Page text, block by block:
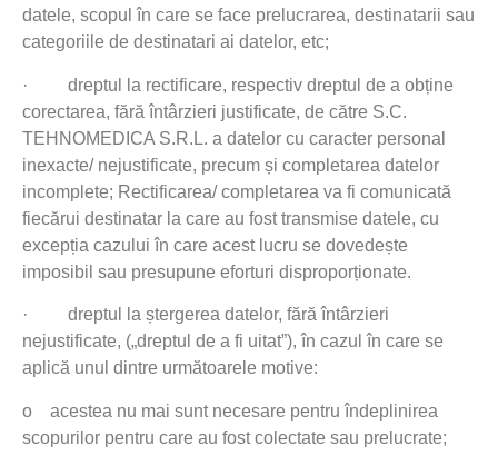
datele, scopul în care se face prelucrarea, destinatarii sau
categoriile de destinatari ai datelor, etc;
· dreptul la rectificare, respectiv dreptul de a obține
corectarea, fără întârzieri justificate, de către S.C.
TEHNOMEDICA S.R.L. a datelor cu caracter personal
inexacte/ nejustificate, precum și completarea datelor
incomplete; Rectificarea/ completarea va fi comunicată
fiecărui destinatar la care au fost transmise datele, cu
excepția cazului în care acest lucru se dovedește
imposibil sau presupune eforturi disproporționate.
· dreptul la ștergerea datelor, fără întârzieri
nejustificate, („dreptul de a fi uitat”), în cazul în care se
aplică unul dintre următoarele motive:
o acestea nu mai sunt necesare pentru îndeplinirea
scopurilor pentru care au fost colectate sau prelucrate;